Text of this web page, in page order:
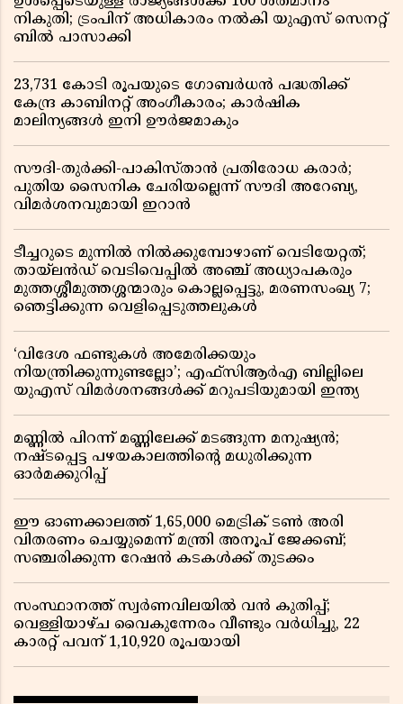
നികുതി; ട്രംപിന് അധികാരം നൽകി യുഎസ് സെനറ്റ്
ബിൽ പാസാക്കി
23,731 കോടി രൂപയുടെ ഗോബർധൻ പദ്ധതിക്ക്
കേന്ദ്ര കാബിനറ്റ് അംഗീകാരം; കാർഷിക
മാലിന്യങ്ങൾ ഇനി ഊർജമാകും
സൗദി-തുർക്കി-പാകിസ്താൻ പ്രതിരോധ കരാർ;
പുതിയ സൈനിക ചേരിയല്ലെന്ന് സൗദി അറേബ്യ,
വിമർശനവുമായി ഇറാൻ
ടീച്ചറുടെ മുന്നിൽ നിൽക്കുമ്പോഴാണ് വെടിയേറ്റത്;
തായ്‌ലൻഡ് വെടിവെപ്പിൽ അഞ്ച് അധ്യാപകരും
മുത്തശ്ശീമുത്തശ്ശന്മാരും കൊല്ലപ്പെട്ടു, മരണസംഖ്യ 7;
ഞെട്ടിക്കുന്ന വെളിപ്പെടുത്തലുകൾ
‘വിദേശ ഫണ്ടുകൾ അമേരിക്കയും
നിയന്ത്രിക്കുന്നുണ്ടല്ലോ’; എഫ്സിആർഎ ബില്ലിലെ
യുഎസ് വിമർശനങ്ങൾക്ക് മറുപടിയുമായി ഇന്ത്യ
മണ്ണിൽ പിറന്ന് മണ്ണിലേക്ക് മടങ്ങുന്ന മനുഷ്യൻ;
നഷ്ടപ്പെട്ട പഴയകാലത്തിൻ്റെ മധുരിക്കുന്ന
ഓർമക്കുറിപ്പ്
ഈ ഓണക്കാലത്ത് 1,65,000 മെട്രിക് ടൺ അരി
വിതരണം ചെയ്യുമെന്ന് മന്ത്രി അനൂപ് ജേക്കബ്;
സഞ്ചരിക്കുന്ന റേഷൻ കടകൾക്ക് തുടക്കം
സംസ്ഥാനത്ത് സ്വർണവിലയിൽ വൻ കുതിപ്പ്;
വെള്ളിയാഴ്ച വൈകുന്നേരം വീണ്ടും വർധിച്ചു, 22
കാരറ്റ് പവന് 1,10,920 രൂപയായി